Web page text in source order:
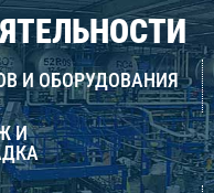
И ОБОРУДОВАНИЯ
И